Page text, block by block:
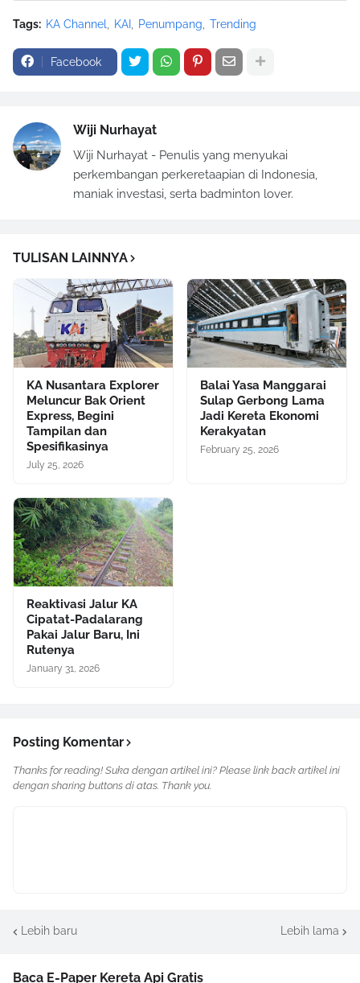
Tags: KA Channel KAI Penumpang Trending
Facebook
Wiji Nurhayat
Wiji Nurhayat - Penulis yang menyukai
perkembangan perkeretaapian di Indonesia,
maniak investasi, serta badminton lover.
TULISAN LAINNYA
KA Nusantara Explorer
Meluncur Bak Orient
Express, Begini
Tampilan dan
Spesifikasinya
July 25, 2026
Balai Yasa Manggarai
Sulap Gerbong Lama
Jadi Kereta Ekonomi
Kerakyatan
February 25, 2026
Reaktivasi Jalur KA
Cipatat-Padalarang
Pakai Jalur Baru, Ini
Rutenya
January 31, 2026
Posting Komentar
Thanks for reading! Suka dengan artikel ini? Please link back artikel ini
dengan sharing buttons di atas. Thank you.
Lebih baru Lebih lama
Baca E-Paper Kereta Api Gratis